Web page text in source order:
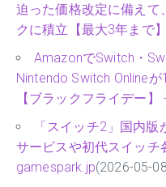
迫った価格改定に備えて
クに積立【最大3年まで
AmazonでSwitch・
Nintendo Switch Online
【ブラックフライデー】
「スイッチ2」国内
サービスや初代スイッチ
gamespark.jp(2026-05-